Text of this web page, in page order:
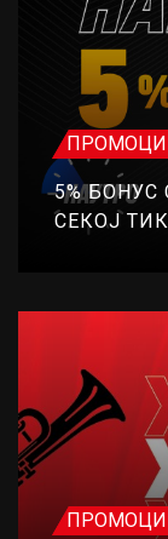
5% БОНУС
СЕКОЈ